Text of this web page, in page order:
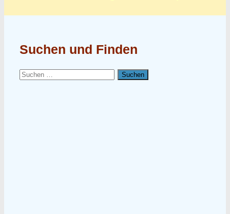
Suchen und Finden
Suchen